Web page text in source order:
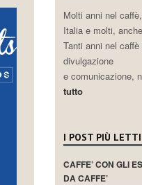
Molti anni nel
Italia e molti,
Tanti anni nel
divulgazione
e comunicazione,
tutto
I POST PIÙ LETTI
CAFFE’ CON GLI
DA CAFFE’